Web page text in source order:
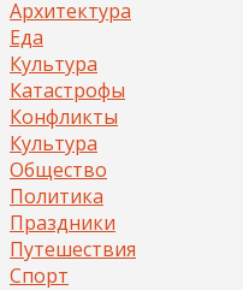
Архитектура
Еда
Культура
Катастрофы
Конфликты
Культура
Общество
Политика
Праздники
Путешествия
Спорт